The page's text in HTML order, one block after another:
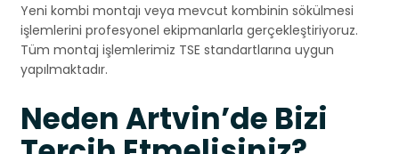
Yeni kombi montajı veya mevcut kombinin sökülmesi
işlemlerini profesyonel ekipmanlarla gerçekleştiriyoruz.
Tüm montaj işlemlerimiz TSE standartlarına uygun
yapılmaktadır.
Neden Artvin’de Bizi